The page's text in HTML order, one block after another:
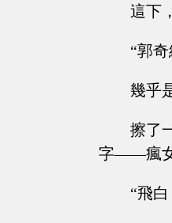
這下
“郭
幾乎
擦了
字——瘋女
“飛